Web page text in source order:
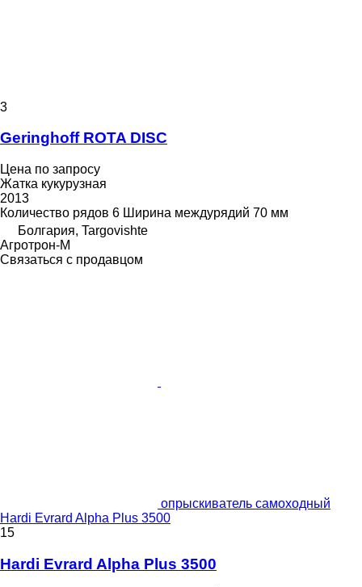
3
Geringhoff ROTA DISC
Цена по запросу
Жатка кукурузная
2013
Количество рядов 6 Ширина междурядий 70 мм
Болгария, Targovishte
Агротрон-М
Связаться с продавцом
опрыскиватель самоходный
Hardi Evrard Alpha Plus 3500
15
Hardi Evrard Alpha Plus 3500